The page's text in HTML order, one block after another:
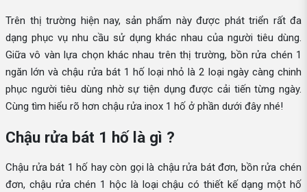
Trên thị trường hiện nay, sản phẩm này được phát triển rất đa
dạng phục vụ nhu cầu sử dụng khác nhau của người tiêu dùng.
Giữa vô vàn lựa chọn khác nhau trên thị trường, bồn rửa chén 1
ngăn lớn và chậu rửa bát 1 hố loại nhỏ là 2 loại ngày càng chinh
phục người tiêu dùng nhờ sự tiện dụng được cải tiến từng ngày.
Cùng tìm hiểu rõ hơn chậu rửa inox 1 hố ở phần dưới đây nhé!
Chậu rửa bát 1 hố là gì ?
Chậu rửa bát 1 hố hay còn gọi là chậu rửa bát đơn, bồn rửa chén
đơn, chậu rửa chén 1 hộc là loại chậu có thiết kế dạng một hố